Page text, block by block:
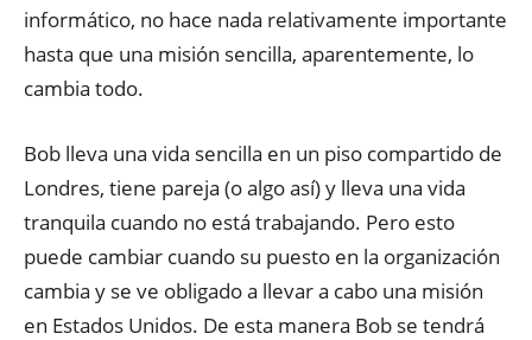
informático, no hace nada relativamente importante
hasta que una misión sencilla, aparentemente, lo
cambia todo.
Bob lleva una vida sencilla en un piso compartido de
Londres, tiene pareja (o algo así) y lleva una vida
tranquila cuando no está trabajando. Pero esto
puede cambiar cuando su puesto en la organización
cambia y se ve obligado a llevar a cabo una misión
en Estados Unidos. De esta manera Bob se tendrá